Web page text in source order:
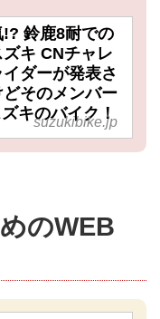
鈴鹿8耐での
ズキ CNチャレ
ダーが発表さ
そのメンバー
キのバイク！
suzukibike.jp
のWEB